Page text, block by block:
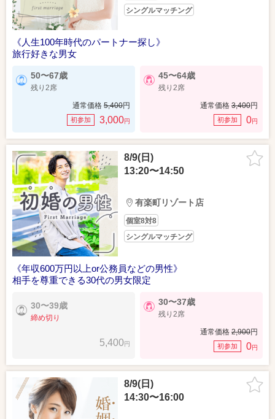
シングルマッチング
《人生100年時代のパートナー探し》
旅行好きな男女
50〜67歳
残り2席
通常価格 5,400円
初参加 3,000円
45〜64歳
残り2席
通常価格 3,400円
初参加 0円
8/9(日)
13:20〜14:50
有楽町リゾート店
個室8対8
シングルマッチング
《年収600万円以上or公務員などの男性》
相手を尊重できる30代の男女限定
30〜39歳
締め切り
5,400円
30〜37歳
残り2席
通常価格 2,900円
初参加 0円
8/9(日)
14:30〜16:00